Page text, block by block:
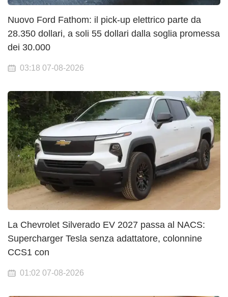
Nuovo Ford Fathom: il pick-up elettrico parte da
28.350 dollari, a soli 55 dollari dalla soglia promessa
dei 30.000
03:18 07-08-2026
La Chevrolet Silverado EV 2027 passa al NACS:
Supercharger Tesla senza adattatore, colonnine
CCS1 con
01:02 07-08-2026